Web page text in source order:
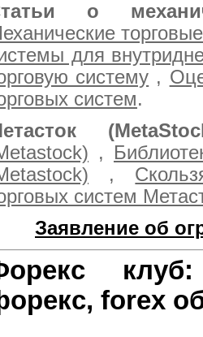
о
для
систему ,
систем.
,
,
систем
Заявление об
forex